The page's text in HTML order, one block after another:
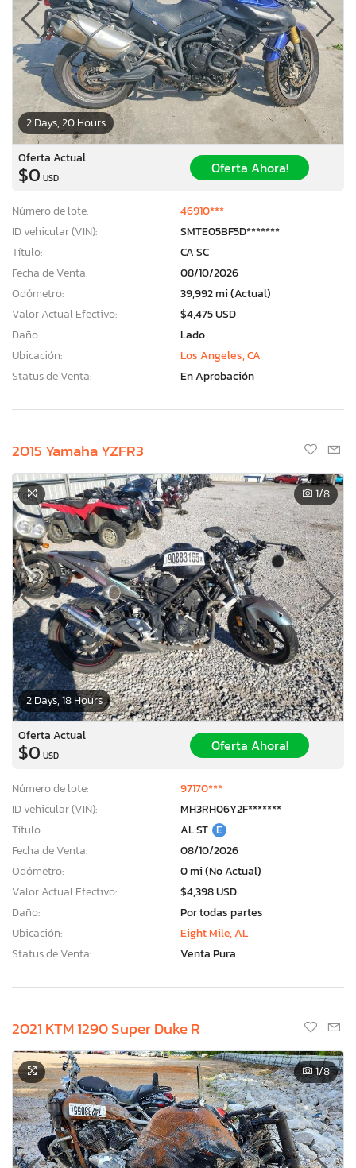
2 Days, 20 Hours
Oferta Actual
$0 USD
Oferta Ahora!
Número de lote:
46910***
ID vehicular (VIN):
SMTE05BF5D*******
Título:
CA SC
Fecha de Venta:
08/10/2026
Odómetro:
39,992 mi (Actual)
Valor Actual Efectivo:
$4,475 USD
Daño:
Lado
Ubicación:
Los Angeles, CA
Status de Venta:
En Aprobación
2015 Yamaha YZFR3
2 Days, 18 Hours
1/8
Oferta Actual
$0 USD
Oferta Ahora!
Número de lote:
97170***
ID vehicular (VIN):
MH3RH06Y2F*******
Título:
AL ST E
Fecha de Venta:
08/10/2026
Odómetro:
0 mi (No Actual)
Valor Actual Efectivo:
$4,398 USD
Daño:
Por todas partes
Ubicación:
Eight Mile, AL
Status de Venta:
Venta Pura
2021 KTM 1290 Super Duke R
1/8